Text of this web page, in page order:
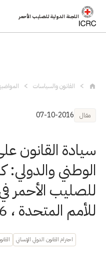
اللجنة الدولية للصليب الأحمر
القانون والسياسات
مقال 07-10-2016
سيادة القانون
الوطني والدولي:
للصليب الأحمر
للأمم المتحدة ، 2016
احترام القانون الدولي الإنساني